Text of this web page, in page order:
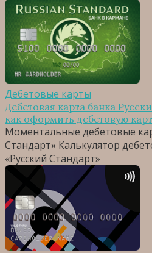
Дебетовые карты
Дебетовая карта банка
как оформить дебетовую
Моментальные дебетовые
Стандарт» Калькулятор
«Русский Стандарт»